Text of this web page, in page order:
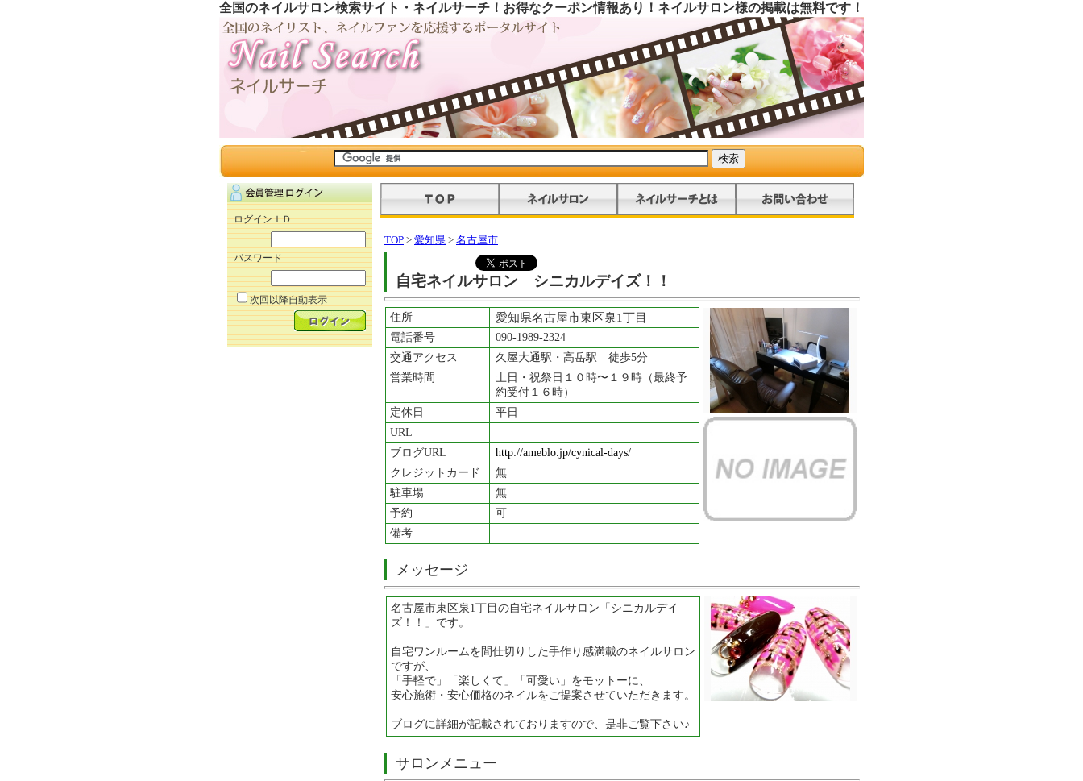
全国のネイルサロン検索サイト・ネイルサーチ！お得なクーポン情報あり！ネイルサロン様の掲載は無料です！
ログインＩＤ
パスワード
次回以降自動表示
TOP > 愛知県 > 名古屋市
自宅ネイルサロン シニカルデイズ！！
住所 愛知県名古屋市東区泉1丁目
電話番号
090-1989-2324
交通アクセス
久屋大通駅・高岳駅 徒歩5分
営業時間
土日・祝祭日１０時〜１９時（最終予
約受付１６時）
定休日
平日
URL
ブログURL
http://ameblo.jp/cynical-days/
クレジットカード
無
駐車場
無
予約
可
備考
メッセージ
名古屋市東区泉1丁目の自宅ネイルサロン「シニカルデイ
ズ！！」です。
自宅ワンルームを間仕切りした手作り感満載のネイルサロン
ですが、
「手軽で」「楽しくて」「可愛い」をモットーに、
安心施術・安心価格のネイルをご提案させていただきます。
ブログに詳細が記載されておりますので、是非ご覧下さい♪
サロンメニュー